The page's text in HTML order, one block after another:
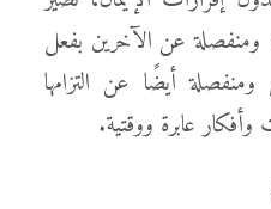
ومنفصلة عن الآخرين بفعل
أيضًا عن التزامها
وأفكار عابرة ووقتية.